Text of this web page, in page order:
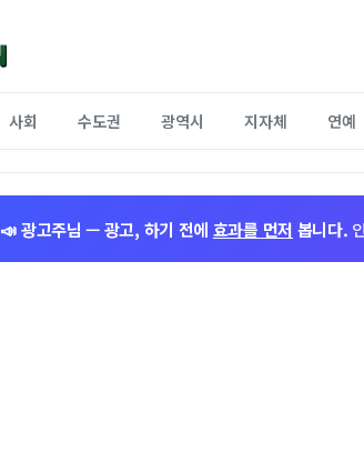
사회 수도권 광역시 지자체 연예
📣 광고주님 — 광고, 하기 전에 효과를 먼저 봅니다.